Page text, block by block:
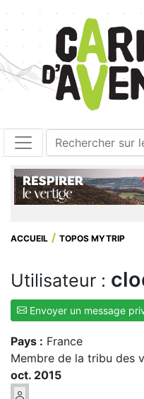
ACCUEIL TOPOS MYTRIP
Utilisateur :
Envoyer un message
Pays : France
Membre de la tribu des
oct. 2015